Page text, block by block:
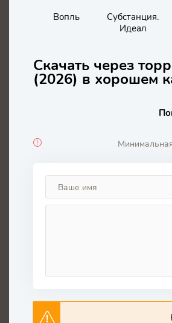
Вопль
Субстанция.
Идеал
Скачать через
(2026) в хорошем